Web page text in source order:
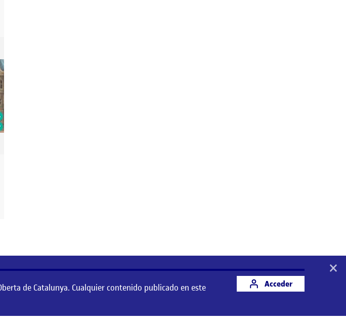
de Catalunya. Cualquier contenido publicado en este
Acceder
×